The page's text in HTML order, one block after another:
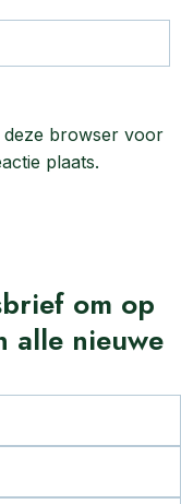
deze browser voor
plaats.
om op
alle nieuwe